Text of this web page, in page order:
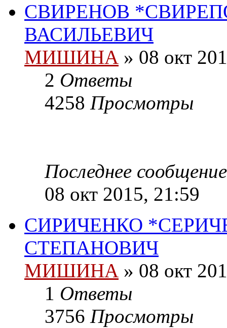
СВИРЕНОВ
ВАСИЛЬЕВИЧ
МИШИНА » 08 окт
2 Ответы
4258 Просмотры
Последнее
08 окт 2015, 21:59
СИРИЧЕНКО
СТЕПАНОВИЧ
МИШИНА » 08 окт
1 Ответы
3756 Просмотры